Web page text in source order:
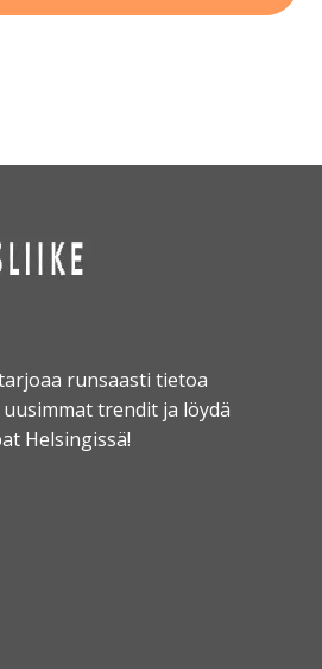
runsaasti tietoa
trendit ja löydä
Helsingissä!